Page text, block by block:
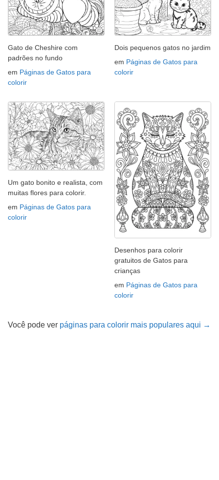
Gato de Cheshire com
padrões no fundo
em Páginas de Gatos para
colorir
Dois pequenos gatos no jardim
em Páginas de Gatos para
colorir
Um gato bonito e realista, com
muitas flores para colorir.
em Páginas de Gatos para
colorir
Desenhos para colorir
gratuitos de Gatos para
crianças
em Páginas de Gatos para
colorir
Você pode ver páginas para colorir mais populares aqui →